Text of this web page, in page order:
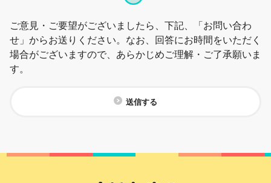
ご意見・ご要望がございましたら、下記、「お問い合わ
せ」からお送りください。なお、回答にお時間をいただく
場合がございますので、あらかじめご理解・ご了承願いま
す。
送信する